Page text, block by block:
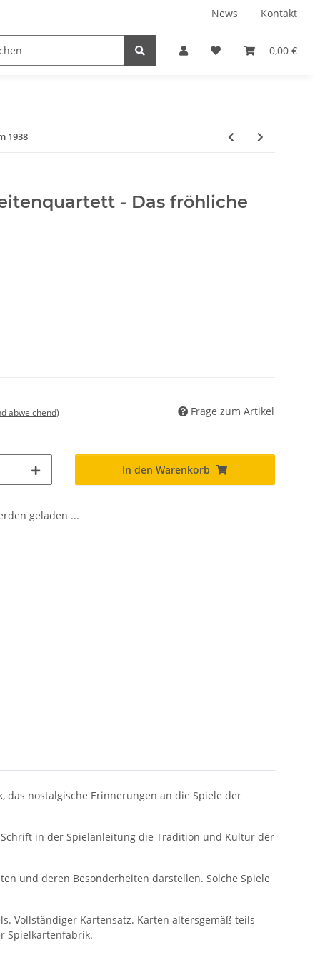
News Kontakt
0,00 €
Neuware Schmuck
1938
- Das fröhliche
abweichend) Frage zum Artikel
In den Warenkorb
geladen ...
das nostalgische Erinnerungen an die Spiele der
in der Spielanleitung die Tradition und Kultur der
und deren Besonderheiten darstellen. Solche Spiele
Vollständiger Kartensatz. Karten altersgemäß teils
Spielkartenfabrik.